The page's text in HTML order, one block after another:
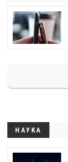
НАУКА